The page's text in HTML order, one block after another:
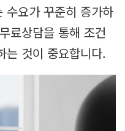
수요가 꾸준히 증가하
료상담을 통해 조건
는 것이 중요합니다.